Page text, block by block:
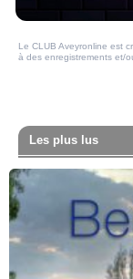
Le CLUB Aveyronline est
à des enregistrements et/
Les plus lus